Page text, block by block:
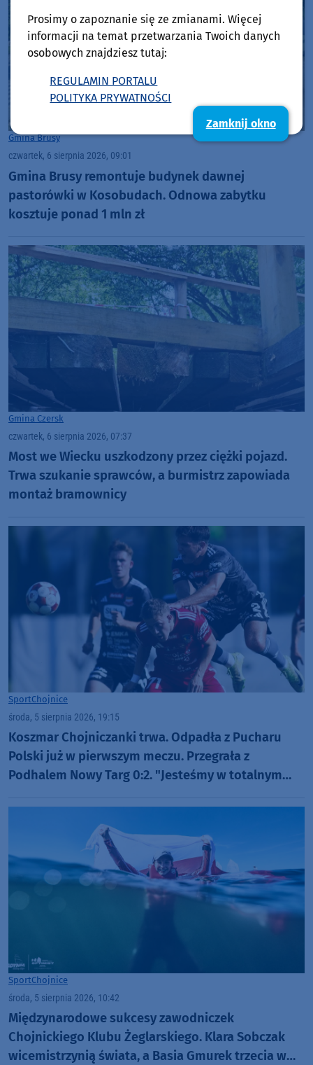
Gmina Brusy
czwartek, 6 sierpnia 2026, 09:01
Gmina Brusy remontuje budynek dawnej
pastorówki w Kosobudach. Odnowa zabytku
kosztuje ponad 1 mln zł
Gmina Czersk
czwartek, 6 sierpnia 2026, 07:37
Most we Wiecku uszkodzony przez ciężki pojazd.
Trwa szukanie sprawców, a burmistrz zapowiada
montaż bramownicy
SportChojnice
środa, 5 sierpnia 2026, 19:15
Koszmar Chojniczanki trwa. Odpadła z Pucharu
Polski już w pierwszym meczu. Przegrała z
Podhalem Nowy Targ 0:2. "Jesteśmy w totalnym
SportChojnice
środa, 5 sierpnia 2026, 10:42
Międzynarodowe sukcesy zawodniczek
Chojnickiego Klubu Żeglarskiego. Klara Sobczak
wicemistrzynią świata, a Basia Gmurek trzecia w
Prosimy o zapoznanie się ze zmianami. Więcej
informacji na temat przetwarzania Twoich danych
osobowych znajdziesz tutaj:
REGULAMIN PORTALU
POLITYKA PRYWATNOŚCI
Zamknij okno